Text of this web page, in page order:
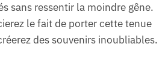
sans ressentir la moindre gêne.
le fait de porter cette tenue
des souvenirs inoubliables.